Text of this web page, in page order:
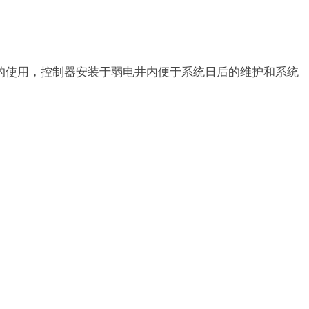
用，控制器安装于弱电井内便于系统日后的维护和系统